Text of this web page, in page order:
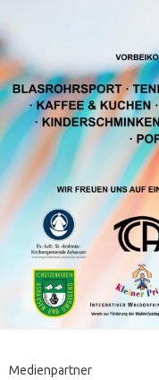
Medienpartner